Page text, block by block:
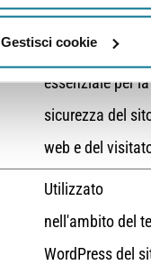
Gestisci cookie
richieste tra siti.
Questo cookie è
essenziale per la
sicurezza del
web e del
Utilizzato
nell'ambito del
WordPress del